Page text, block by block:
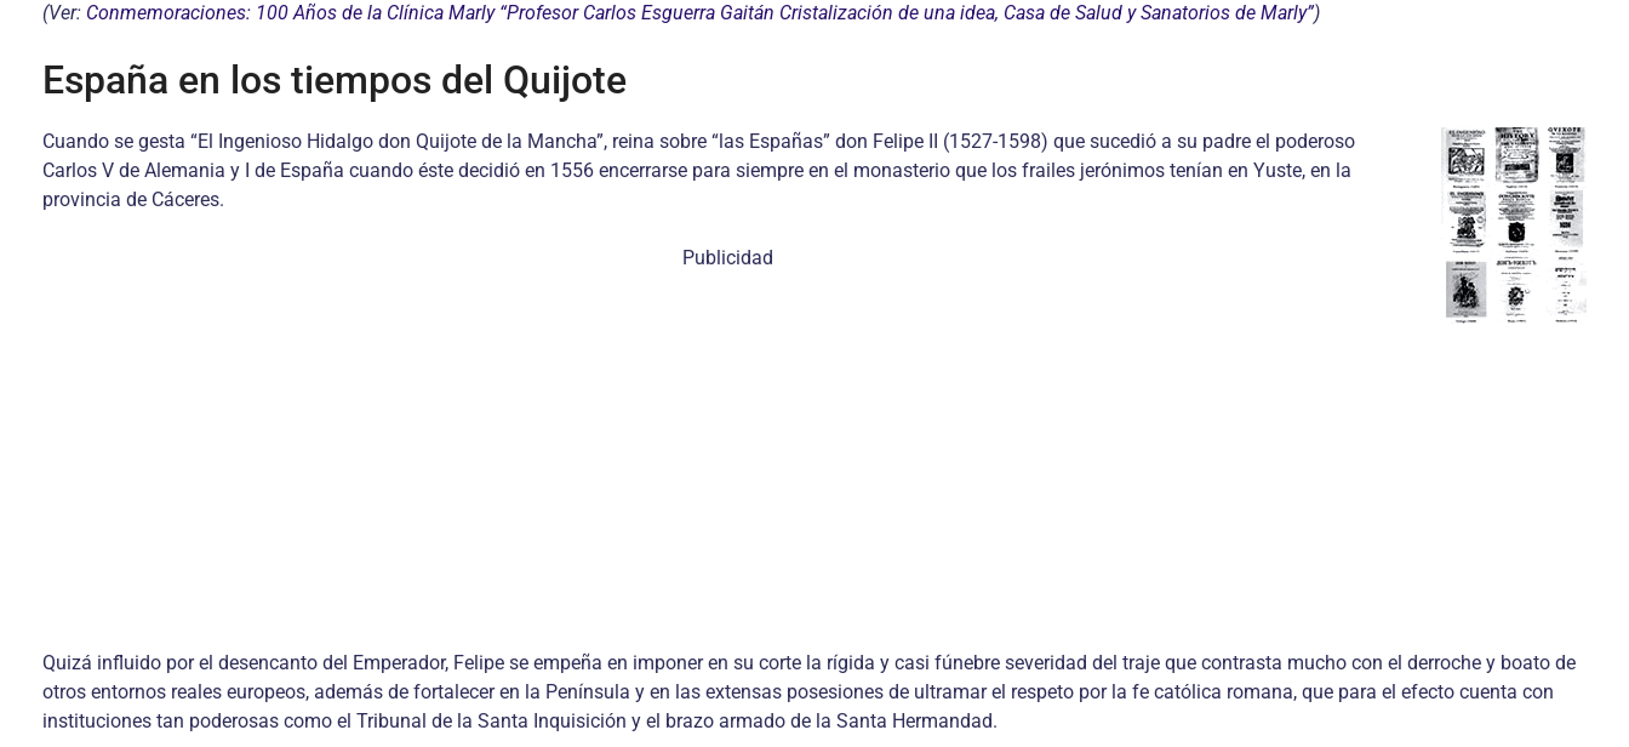
(Ver: Conmemoraciones: 100 Años de la Clínica Marly “Profesor Carlos Esguerra Gaitán Cristalización de una idea, Casa de Salud y Sanatorios de Marly”)
España en los tiempos del Quijote
Cuando se gesta “El Ingenioso Hidalgo don Quijote de la Mancha”, reina sobre “las Españas” don Felipe II (1527-1598) que sucedió a su padre el poderoso
Carlos V de Alemania y I de España cuando éste decidió en 1556 encerrarse para siempre en el monasterio que los frailes jerónimos tenían en Yuste, en la
provincia de Cáceres.
Publicidad
Quizá influido por el desencanto del Emperador, Felipe se empeña en imponer en su corte la rígida y casi fúnebre severidad del traje que contrasta mucho con el derroche y boato de
otros entornos reales europeos, además de fortalecer en la Península y en las extensas posesiones de ultramar el respeto por la fe católica romana, que para el efecto cuenta con
instituciones tan poderosas como el Tribunal de la Santa Inquisición y el brazo armado de la Santa Hermandad.